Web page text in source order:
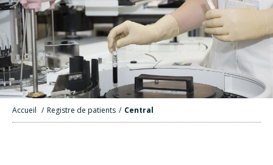
Accueil / Registre de patients / Central